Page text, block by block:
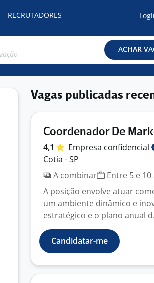
RECRUTADORES
ACHAR
Vagas publicadas
Coordenador De
4,1 Empresa confidencial
Cotia - SP
A combinar
Entre 5 e 10
A posição envolve atuar
um ambiente dinâmico e
estratégico e o plano anual
Candidatar-me